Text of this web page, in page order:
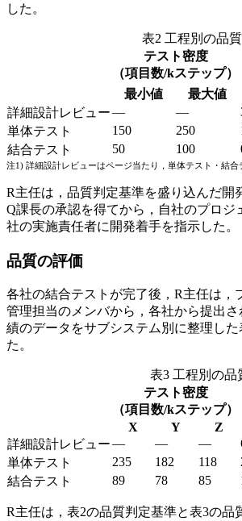
した。
表2 工程別の品
テスト密度
（項目数/kステップ）
最小値
最大値
詳細設計レビュー— —
単体テスト
150 250
結合テスト
50 100
注1) 詳細設計レビューはページ当たり，単体テスト・結合
R主任は，品質判定基準を盛り込んだ開
Q課長の承認を得てから，自社のプロジ
社の実施責任者に開発着手を指示した。
品質の評価
各社の結合テストが完了後，R主任は，
管理担当のメンバから，各社から提出
績のデータをサブシステム別に整理し
た。
表3 工程別の品
テスト密度
（項目数/kステップ）
X
Y Z
詳細設計レビュー— — —
単体テスト
235 182 118
結合テスト
89 78 85
R主任は，表2の品質判定基準と表3の品